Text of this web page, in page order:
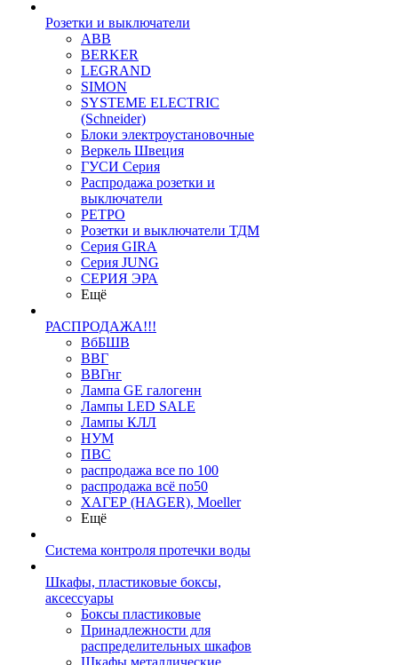
Розетки и выключатели
ABB
BERKER
LEGRAND
SIMON
SYSTEME ELECTRIC
(Schneider)
Блоки электроустановочные
Веркель Швеция
ГУСИ Серия
Распродажа розетки и
выключатели
РЕТРО
Розетки и выключатели ТДМ
Серия GIRA
Серия JUNG
СЕРИЯ ЭРА
Ещё
РАСПРОДАЖА!!!
ВбБШВ
ВВГ
ВВГнг
Лампа GE галогенн
Лампы LED SALE
Лампы КЛЛ
НУМ
ПВС
распродажа все по 100
распродажа всё по50
ХАГЕР (HAGER), Moeller
Ещё
Система контроля протечки воды
Шкафы, пластиковые боксы,
аксессуары
Боксы пластиковые
Принадлежности для
распределительных шкафов